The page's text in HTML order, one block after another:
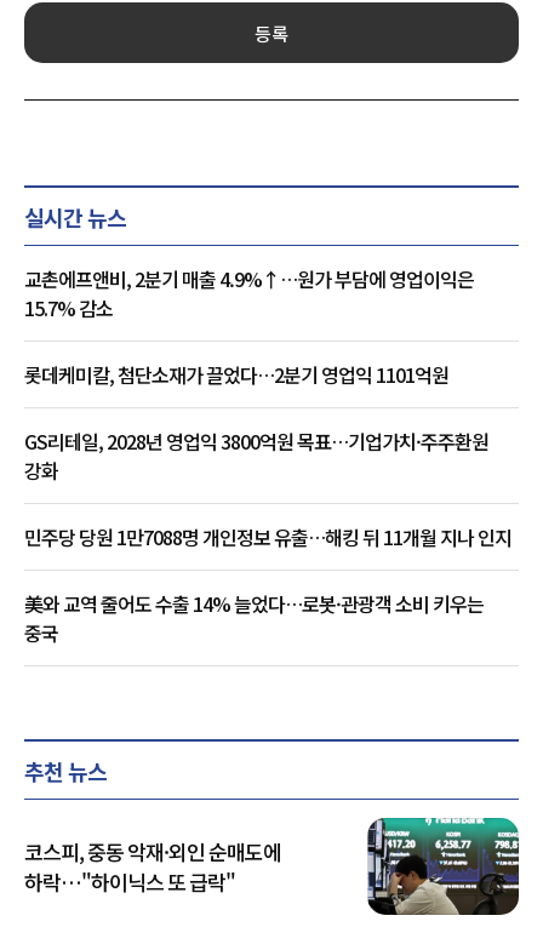
등록
실시간 뉴스
교촌에프앤비, 2분기 매출 4.9%↑…원가 부담에 영업이익은
15.7% 감소
롯데케미칼, 첨단소재가 끌었다…2분기 영업익 1101억원
GS리테일, 2028년 영업익 3800억원 목표…기업가치·주주환원
강화
민주당 당원 1만7088명 개인정보 유출…해킹 뒤 11개월 지나 인지
美와 교역 줄어도 수출 14% 늘었다…로봇·관광객 소비 키우는
중국
추천 뉴스
코스피, 중동 악재·외인 순매도에
하락…"하이닉스 또 급락"